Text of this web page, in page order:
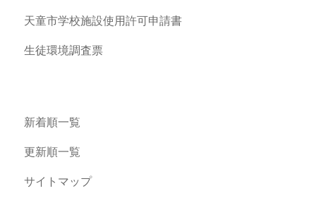
天童市学校施設使用許可申請書
生徒環境調査票
新着順一覧
更新順一覧
サイトマップ